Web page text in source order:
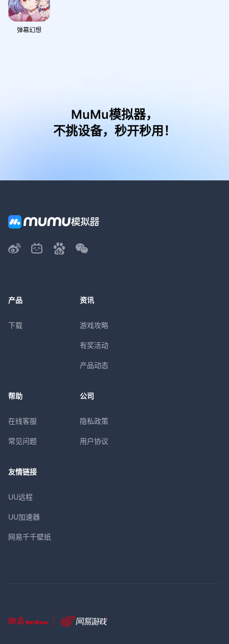
弹幕幻想
MuMu模拟器，
不挑设备，秒开秒用！
产品
下载
资讯
游戏攻略
有奖活动
产品动态
帮助
在线客服
常见问题
公司
隐私政策
用户协议
友情链接
UU远程
UU加速器
网易千千壁纸